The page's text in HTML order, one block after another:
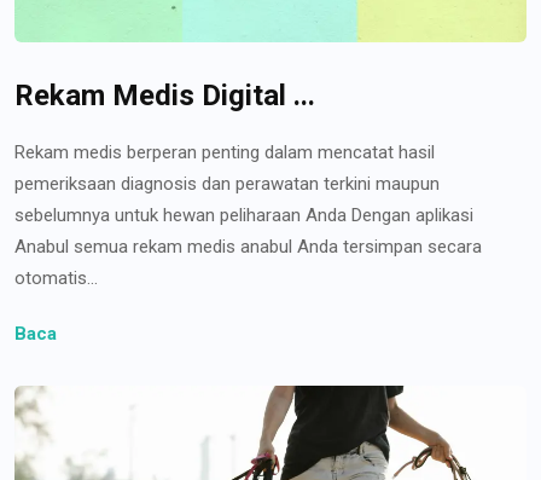
Rekam Medis Digital ...
Rekam medis berperan penting dalam mencatat hasil
pemeriksaan diagnosis dan perawatan terkini maupun
sebelumnya untuk hewan peliharaan Anda Dengan aplikasi
Anabul semua rekam medis anabul Anda tersimpan secara
otomatis...
Baca